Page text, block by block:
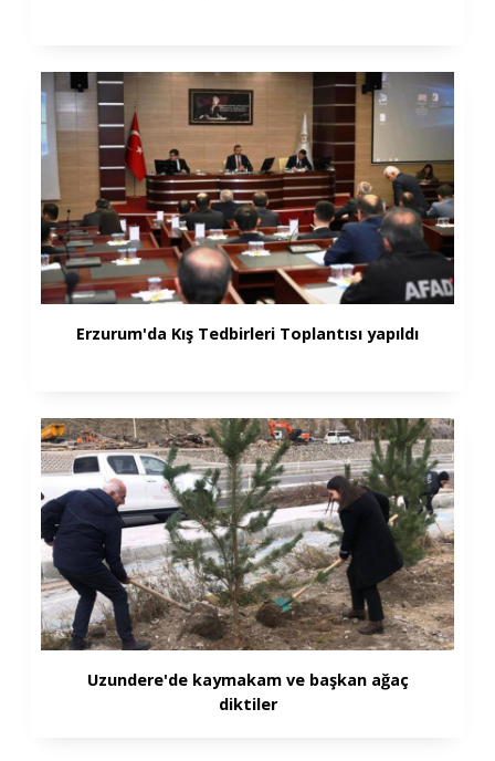
Erzurum'da Kış Tedbirleri Toplantısı yapıldı
Uzundere'de kaymakam ve başkan ağaç
diktiler